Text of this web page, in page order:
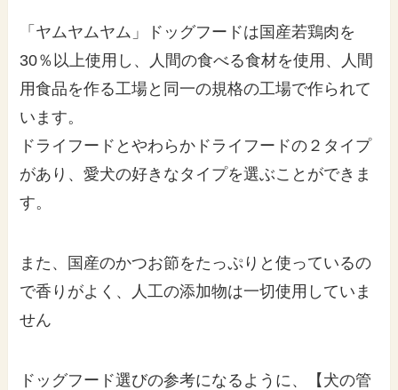
「ヤムヤムヤム」ドッグフードは国産若鶏肉を
30％以上使用し、人間の食べる食材を使用、人間
用食品を作る工場と同一の規格の工場で作られて
います。
ドライフードとやわらかドライフードの２タイプ
があり、愛犬の好きなタイプを選ぶことができま
す。
また、国産のかつお節をたっぷりと使っているの
で香りがよく、人工の添加物は一切使用していま
せん
ドッグフード選びの参考になるように、【犬の管